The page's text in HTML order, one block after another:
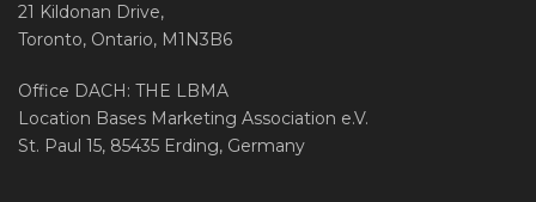
21 Kildonan Drive,
Toronto, Ontario, M1N3B6
Office DACH: THE LBMA
Location Bases Marketing Association e.V.
St. Paul 15, 85435 Erding, Germany